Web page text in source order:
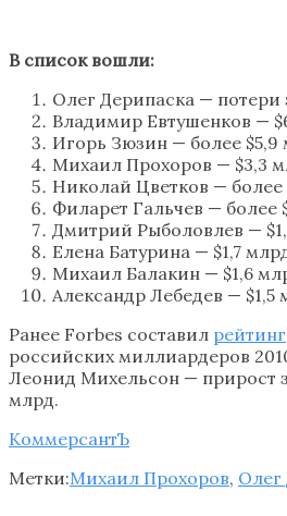
В список вошли:
Олег Дерипаска — потери
Владимир Евтушенков —
Игорь Зюзин — более $5,9
Михаил Прохоров — $3,3
Николай Цветков — более
Филарет Гальчев — более
Дмитрий Рыболовлев —
Елена Батурина — $1,7
Михаил Балакин — $1,6
Александр Лебедев — $1,5
Ранее Forbes составил рейтинг
российских миллиардеров
Леонид Михельсон — прирост
млрд.
КоммерсантЪ
Метки:Михаил Прохоров, Олег